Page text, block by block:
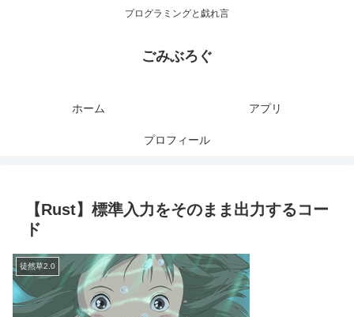
プログラミングと戯れ言
ごみぶろぐ
ホーム アプリ
プロフィール
【Rust】標準入力をそのまま出力するコー
ド
徒然草2.0